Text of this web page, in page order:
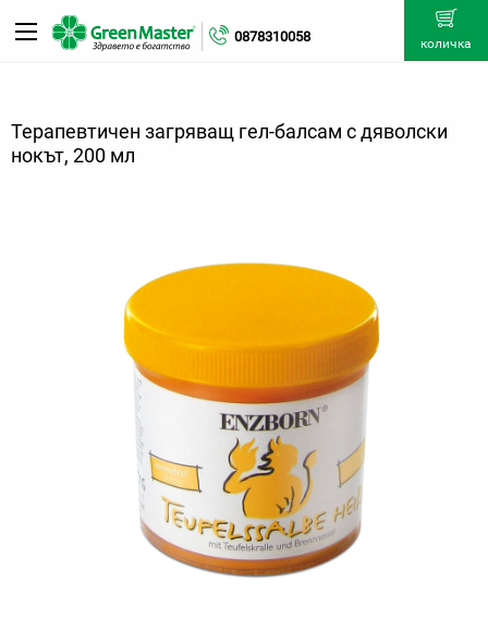
0878310058 количка
Терапевтичен загряващ гел-балсам с дяволски
нокът, 200 мл